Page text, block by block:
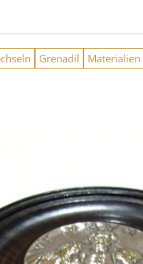
Grenadil Materialien